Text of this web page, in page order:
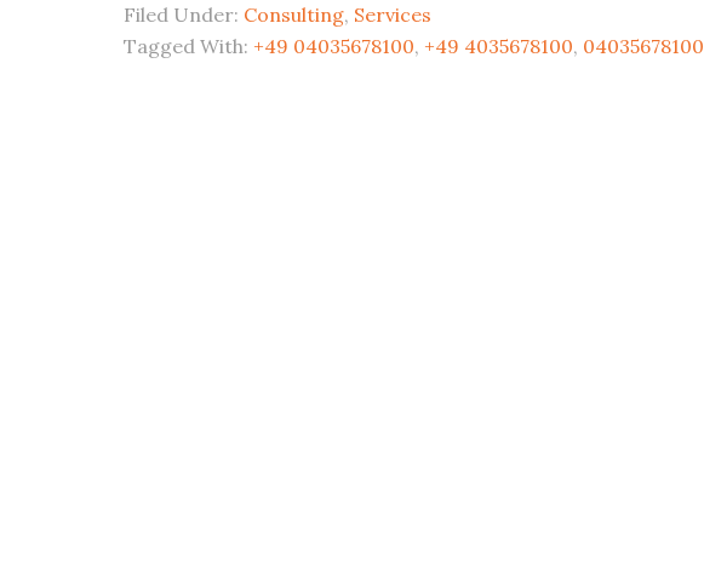
Filed Under: Consulting, Services
Tagged With: +49 04035678100, +49 4035678100, 04035678100